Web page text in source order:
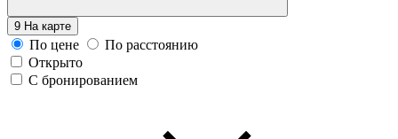
9 На карте
По цене
По расстоянию
Открыто
С бронированием